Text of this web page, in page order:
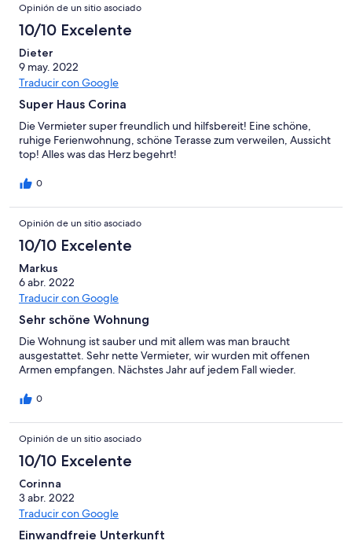
Opinión de un sitio asociado
10/10 Excelente
Dieter
9 may. 2022
Traducir con Google
Super Haus Corina
Die Vermieter super freundlich und hilfsbereit! Eine schöne,
ruhige Ferienwohnung, schöne Terasse zum verweilen, Aussicht
top! Alles was das Herz begehrt!
0
Opinión de un sitio asociado
10/10 Excelente
Markus
6 abr. 2022
Traducir con Google
Sehr schöne Wohnung
Die Wohnung ist sauber und mit allem was man braucht
ausgestattet. Sehr nette Vermieter, wir wurden mit offenen
Armen empfangen. Nächstes Jahr auf jedem Fall wieder.
0
Opinión de un sitio asociado
10/10 Excelente
Corinna
3 abr. 2022
Traducir con Google
Einwandfreie Unterkunft